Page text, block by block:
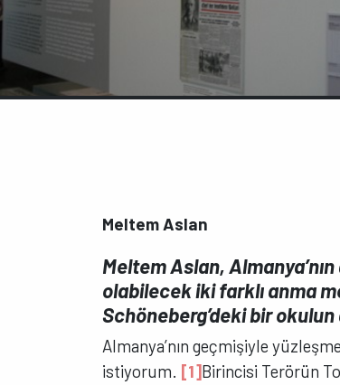
Meltem Aslan
Meltem Aslan,
olabilecek iki farklı anma
Schöneberg’deki bir okulun
Almanya’nın geçmişiyle
istiyorum. [1]Birincisi Terörün